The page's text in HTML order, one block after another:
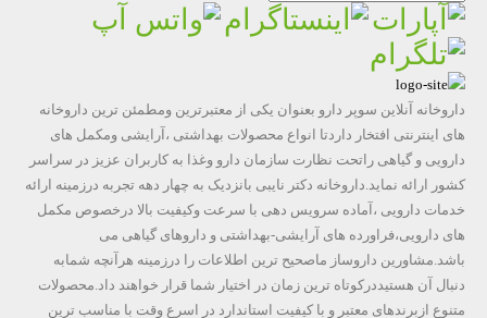
داروخانه آنلاین سوپر دارو بعنوان یکی از معتبرترین ومطمئن ترین داروخانه
های اینترنتی افتخار داردتا انواع محصولات بهداشتی ،آرایشی ومکمل های
دارویی و گیاهی راتحت نظارت سازمان دارو وغذا به کاربران عزیز در سراسر
کشور ارائه نماید.داروخانه دکتر نایبی بانزدیک به چهار دهه تجربه درزمینه ارائه
خدمات دارویی ،آماده سرویس دهی با سرعت وکیفیت بالا درخصوص مکمل
های دارویی،فراورده های آرایشی-بهداشتی و داروهای گیاهی می
باشد.مشاورین داروساز ماصحیح ترین اطلاعات را درزمینه هرآنچه شمابه
دنبال آن هستیددرکوتاه ترین زمان در اختیار شما قرار خواهند داد.محصولات
متنوع ازبرندهای معتبر و با کیفیت استاندارد در اسرع وقت با مناسب ترین